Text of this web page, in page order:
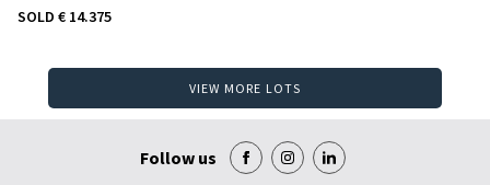
SOLD € 14.375
VIEW MORE LOTS
Follow us